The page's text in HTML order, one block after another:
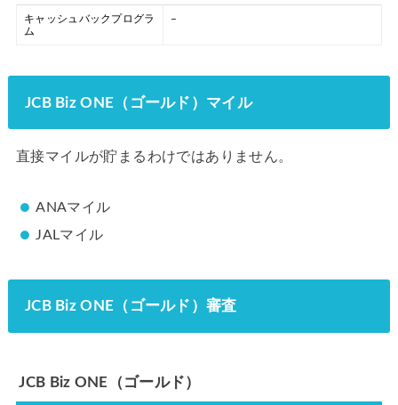
キャッシュバックプログラ
ム
–
JCB Biz ONE（ゴールド）マイル
直接マイルが貯まるわけではありません。
ANAマイル
JALマイル
JCB Biz ONE（ゴールド）審査
JCB Biz ONE（ゴールド）